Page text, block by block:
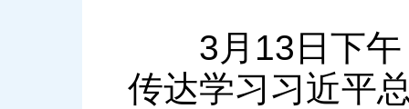
3月13日下午
传达学习习近平